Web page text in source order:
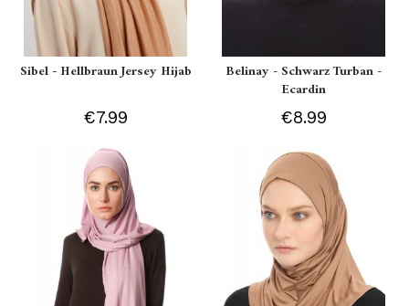
Sibel - Hellbraun Jersey Hijab
€7.99
Belinay - Schwarz Turban -
Ecardin
€8.99